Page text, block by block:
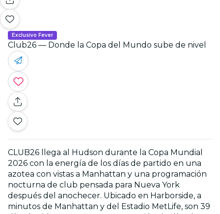
Exclusivo Fever
Club26 — Donde la Copa del Mundo sube de nivel
CLUB26 llega al Hudson durante la Copa Mundial
2026 con la energía de los días de partido en una
azotea con vistas a Manhattan y una programación
nocturna de club pensada para Nueva York
después del anochecer. Ubicado en Harborside, a
minutos de Manhattan y del Estadio MetLife, son 39